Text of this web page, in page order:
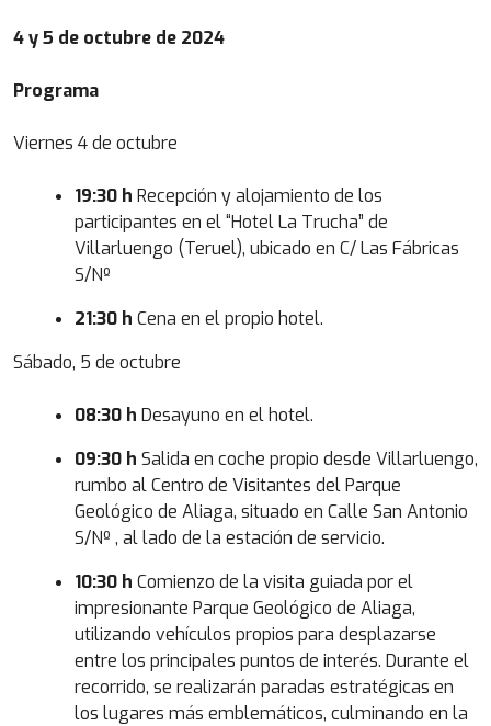
4 y 5 de octubre de 2024
Programa
Viernes 4 de octubre
19:30 h Recepción y alojamiento de los
participantes en el “Hotel La Trucha” de
Villarluengo (Teruel), ubicado en C/ Las Fábricas
S/Nº
21:30 h Cena en el propio hotel.
Sábado, 5 de octubre
08:30 h Desayuno en el hotel.
09:30 h Salida en coche propio desde Villarluengo,
rumbo al Centro de Visitantes del Parque
Geológico de Aliaga, situado en Calle San Antonio
S/Nº , al lado de la estación de servicio.
10:30 h Comienzo de la visita guiada por el
impresionante Parque Geológico de Aliaga,
utilizando vehículos propios para desplazarse
entre los principales puntos de interés. Durante el
recorrido, se realizarán paradas estratégicas en
los lugares más emblemáticos, culminando en la